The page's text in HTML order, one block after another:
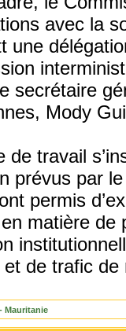
avec la
une
secrétaire
Mody
de travail
prévus par
permis
matière de
et de trafic de
Mauritanie